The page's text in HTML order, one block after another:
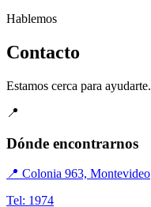
Hablemos
Contacto
Estamos cerca para ayudarte.
📍
Dónde encontrarnos
📍 Colonia 963, Montevideo
Tel: 1974